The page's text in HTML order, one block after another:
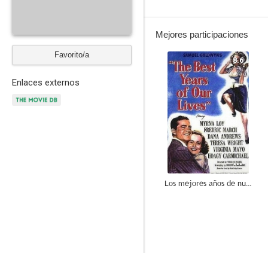
Favorito/a
Enlaces externos
Mejores participaciones
8.6
Los mejores años de nuestra vida